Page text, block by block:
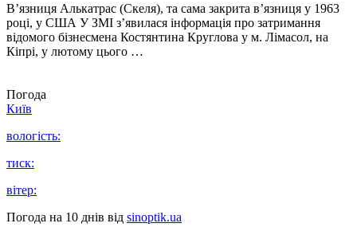
В’язниця Алькатрас (Скеля), та сама закрита в’язниця у 1963
році, у США У ЗМІ з’явилася інформація про затримання
відомого бізнесмена Костянтина Круглова у м. Лімасол, на
Кіпрі, у лютому цього …
Погода
Київ
вологість:
тиск:
вітер:
Погода на 10 днів від sinoptik.ua